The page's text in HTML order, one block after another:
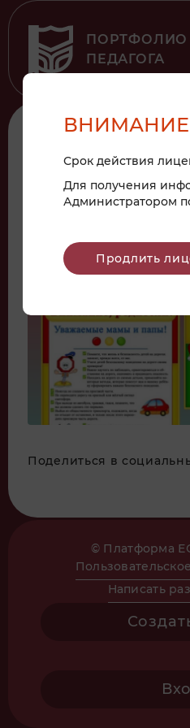
ПОРТФОЛИО
ПЕДАГОГА
К рубрике
Поделиться в
© Платформа
Написать
Срок действия
Для получения
Администратором
Продлить